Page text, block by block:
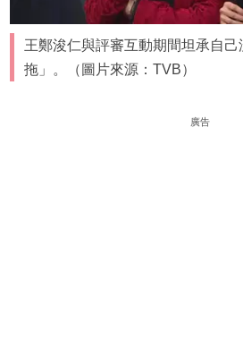
王鄭浚仁與評審互動期間坦承自己
拖」。（圖片來源：TVB）
廣告